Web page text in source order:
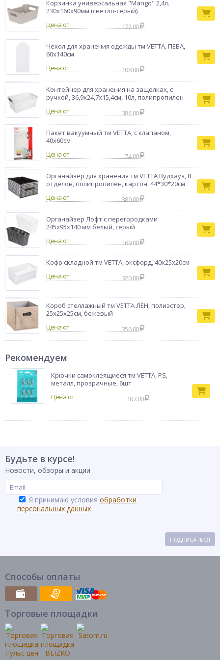
Корзинка универсальная "Mango" 2,4л.
230х160х90мм (светло-серый)
Цена от
172.00
Чехол для хранения одежды тм VETTA, ПЕВА,
60x140см
Цена от
108.00
Контейнер для хранения на защелках, с
ручкой, 36,9х24,7х15,4см, 10л, полипропилен
Цена от
384.00
Пакет вакуумный тм VETTA, с клапаном,
40x60см
Цена от
74.00
Органайзер для хранения тм VETTA Вудхауз, 8
отделов, полипропилен, картон, 44*30*20см
Цена от
389.00
Органайзер Лофт с перегородками
245х95х140 мм белый, серый
Цена от
169.00
Кофр складной тм VETTA, оксфорд, 40х25х20см
Цена от
320.00
Короб стеллажный тм VETTA ЛЁН, полиэстер,
25х25х25см, бежевый
Цена от
356.00
Рекомендуем
Крючки самоклеящиеся тм VETTA, PS,
металл, прозрачные, 6шт
107.00
Будьте в курсе!
Новости, обзоры и акции
Я принимаю условия обработки
персональных данных
ПОДПИСАТЬСЯ
Способы оплаты
Торговые площадки